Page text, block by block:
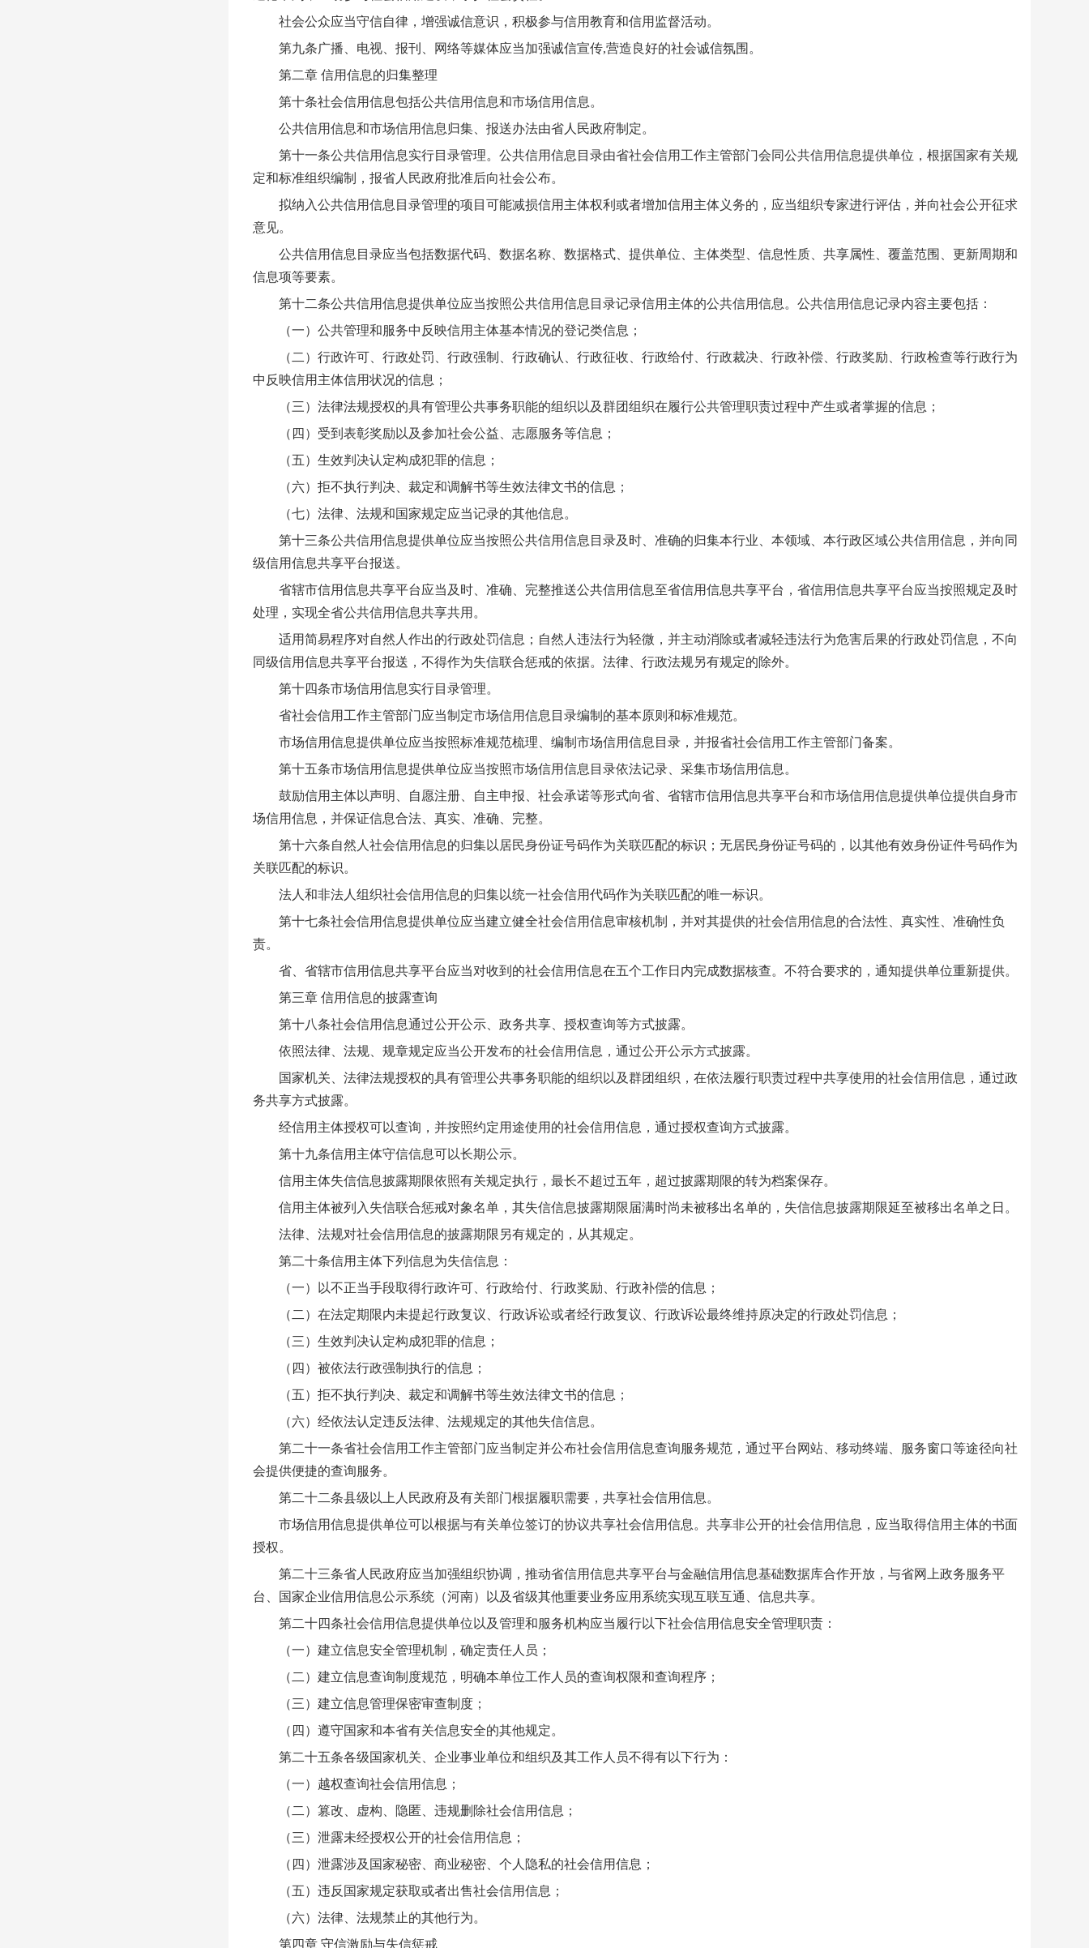
社会公众应当守信自律，增强诚信意识，积极参与信用教育和信用监督活动。
第九条广播、电视、报刊、网络等媒体应当加强诚信宣传,营造良好的社会诚信氛围。
第二章 信用信息的归集整理
第十条社会信用信息包括公共信用信息和市场信用信息。
公共信用信息和市场信用信息归集、报送办法由省人民政府制定。
第十一条公共信用信息实行目录管理。公共信用信息目录由省社会信用工作主管部门会同公共信用信息提供单位，根据国家有关规
定和标准组织编制，报省人民政府批准后向社会公布。
拟纳入公共信用信息目录管理的项目可能减损信用主体权利或者增加信用主体义务的，应当组织专家进行评估，并向社会公开征求
意见。
公共信用信息目录应当包括数据代码、数据名称、数据格式、提供单位、主体类型、信息性质、共享属性、覆盖范围、更新周期和
信息项等要素。
第十二条公共信用信息提供单位应当按照公共信用信息目录记录信用主体的公共信用信息。公共信用信息记录内容主要包括：
（一）公共管理和服务中反映信用主体基本情况的登记类信息；
（二）行政许可、行政处罚、行政强制、行政确认、行政征收、行政给付、行政裁决、行政补偿、行政奖励、行政检查等行政行为
中反映信用主体信用状况的信息；
（三）法律法规授权的具有管理公共事务职能的组织以及群团组织在履行公共管理职责过程中产生或者掌握的信息；
（四）受到表彰奖励以及参加社会公益、志愿服务等信息；
（五）生效判决认定构成犯罪的信息；
（六）拒不执行判决、裁定和调解书等生效法律文书的信息；
（七）法律、法规和国家规定应当记录的其他信息。
第十三条公共信用信息提供单位应当按照公共信用信息目录及时、准确的归集本行业、本领域、本行政区域公共信用信息，并向同
级信用信息共享平台报送。
省辖市信用信息共享平台应当及时、准确、完整推送公共信用信息至省信用信息共享平台，省信用信息共享平台应当按照规定及时
处理，实现全省公共信用信息共享共用。
适用简易程序对自然人作出的行政处罚信息；自然人违法行为轻微，并主动消除或者减轻违法行为危害后果的行政处罚信息，不向
同级信用信息共享平台报送，不得作为失信联合惩戒的依据。法律、行政法规另有规定的除外。
第十四条市场信用信息实行目录管理。
省社会信用工作主管部门应当制定市场信用信息目录编制的基本原则和标准规范。
市场信用信息提供单位应当按照标准规范梳理、编制市场信用信息目录，并报省社会信用工作主管部门备案。
第十五条市场信用信息提供单位应当按照市场信用信息目录依法记录、采集市场信用信息。
鼓励信用主体以声明、自愿注册、自主申报、社会承诺等形式向省、省辖市信用信息共享平台和市场信用信息提供单位提供自身市
场信用信息，并保证信息合法、真实、准确、完整。
第十六条自然人社会信用信息的归集以居民身份证号码作为关联匹配的标识；无居民身份证号码的，以其他有效身份证件号码作为
关联匹配的标识。
法人和非法人组织社会信用信息的归集以统一社会信用代码作为关联匹配的唯一标识。
第十七条社会信用信息提供单位应当建立健全社会信用信息审核机制，并对其提供的社会信用信息的合法性、真实性、准确性负
责。
省、省辖市信用信息共享平台应当对收到的社会信用信息在五个工作日内完成数据核查。不符合要求的，通知提供单位重新提供。
第三章 信用信息的披露查询
第十八条社会信用信息通过公开公示、政务共享、授权查询等方式披露。
依照法律、法规、规章规定应当公开发布的社会信用信息，通过公开公示方式披露。
国家机关、法律法规授权的具有管理公共事务职能的组织以及群团组织，在依法履行职责过程中共享使用的社会信用信息，通过政
务共享方式披露。
经信用主体授权可以查询，并按照约定用途使用的社会信用信息，通过授权查询方式披露。
第十九条信用主体守信信息可以长期公示。
信用主体失信信息披露期限依照有关规定执行，最长不超过五年，超过披露期限的转为档案保存。
信用主体被列入失信联合惩戒对象名单，其失信信息披露期限届满时尚未被移出名单的，失信信息披露期限延至被移出名单之日。
法律、法规对社会信用信息的披露期限另有规定的，从其规定。
第二十条信用主体下列信息为失信信息：
（一）以不正当手段取得行政许可、行政给付、行政奖励、行政补偿的信息；
（二）在法定期限内未提起行政复议、行政诉讼或者经行政复议、行政诉讼最终维持原决定的行政处罚信息；
（三）生效判决认定构成犯罪的信息；
（四）被依法行政强制执行的信息；
（五）拒不执行判决、裁定和调解书等生效法律文书的信息；
（六）经依法认定违反法律、法规规定的其他失信信息。
第二十一条省社会信用工作主管部门应当制定并公布社会信用信息查询服务规范，通过平台网站、移动终端、服务窗口等途径向社
会提供便捷的查询服务。
第二十二条县级以上人民政府及有关部门根据履职需要，共享社会信用信息。
市场信用信息提供单位可以根据与有关单位签订的协议共享社会信用信息。共享非公开的社会信用信息，应当取得信用主体的书面
授权。
第二十三条省人民政府应当加强组织协调，推动省信用信息共享平台与金融信用信息基础数据库合作开放，与省网上政务服务平
台、国家企业信用信息公示系统（河南）以及省级其他重要业务应用系统实现互联互通、信息共享。
第二十四条社会信用信息提供单位以及管理和服务机构应当履行以下社会信用信息安全管理职责：
（一）建立信息安全管理机制，确定责任人员；
（二）建立信息查询制度规范，明确本单位工作人员的查询权限和查询程序；
（三）建立信息管理保密审查制度；
（四）遵守国家和本省有关信息安全的其他规定。
第二十五条各级国家机关、企业事业单位和组织及其工作人员不得有以下行为：
（一）越权查询社会信用信息；
（二）篡改、虚构、隐匿、违规删除社会信用信息；
（三）泄露未经授权公开的社会信用信息；
（四）泄露涉及国家秘密、商业秘密、个人隐私的社会信用信息；
（五）违反国家规定获取或者出售社会信用信息；
（六）法律、法规禁止的其他行为。
第四章 守信激励与失信惩戒